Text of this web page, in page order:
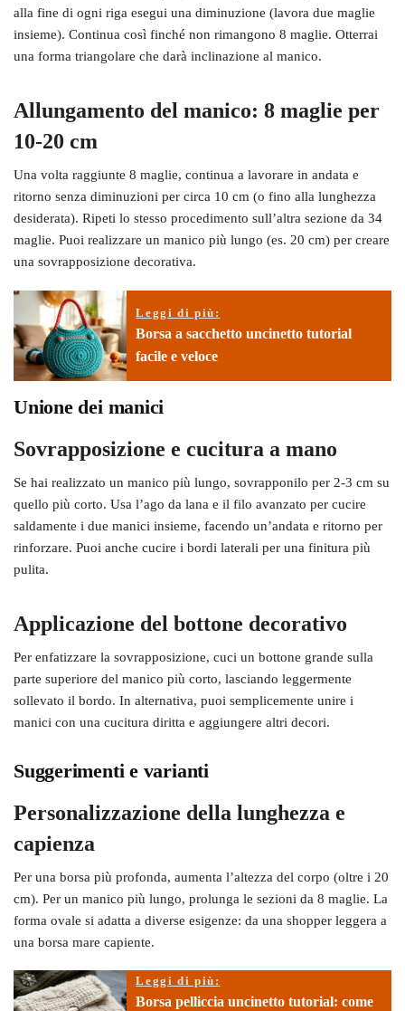
alla fine di ogni riga esegui una diminuzione (lavora due maglie
insieme). Continua così finché non rimangono 8 maglie. Otterrai
una forma triangolare che darà inclinazione al manico.
Allungamento del manico: 8 maglie per
10-20 cm
Una volta raggiunte 8 maglie, continua a lavorare in andata e
ritorno senza diminuzioni per circa 10 cm (o fino alla lunghezza
desiderata). Ripeti lo stesso procedimento sull’altra sezione da 34
maglie. Puoi realizzare un manico più lungo (es. 20 cm) per creare
una sovrapposizione decorativa.
Leggi di più:
Borsa a sacchetto uncinetto tutorial
facile e veloce
Unione dei manici
Sovrapposizione e cucitura a mano
Se hai realizzato un manico più lungo, sovrapponilo per 2-3 cm su
quello più corto. Usa l’ago da lana e il filo avanzato per cucire
saldamente i due manici insieme, facendo un’andata e ritorno per
rinforzare. Puoi anche cucire i bordi laterali per una finitura più
pulita.
Applicazione del bottone decorativo
Per enfatizzare la sovrapposizione, cuci un bottone grande sulla
parte superiore del manico più corto, lasciando leggermente
sollevato il bordo. In alternativa, puoi semplicemente unire i
manici con una cucitura diritta e aggiungere altri decori.
Suggerimenti e varianti
Personalizzazione della lunghezza e
capienza
Per una borsa più profonda, aumenta l’altezza del corpo (oltre i 20
cm). Per un manico più lungo, prolunga le sezioni da 8 maglie. La
forma ovale si adatta a diverse esigenze: da una shopper leggera a
una borsa mare capiente.
Leggi di più:
Borsa pelliccia uncinetto tutorial: come